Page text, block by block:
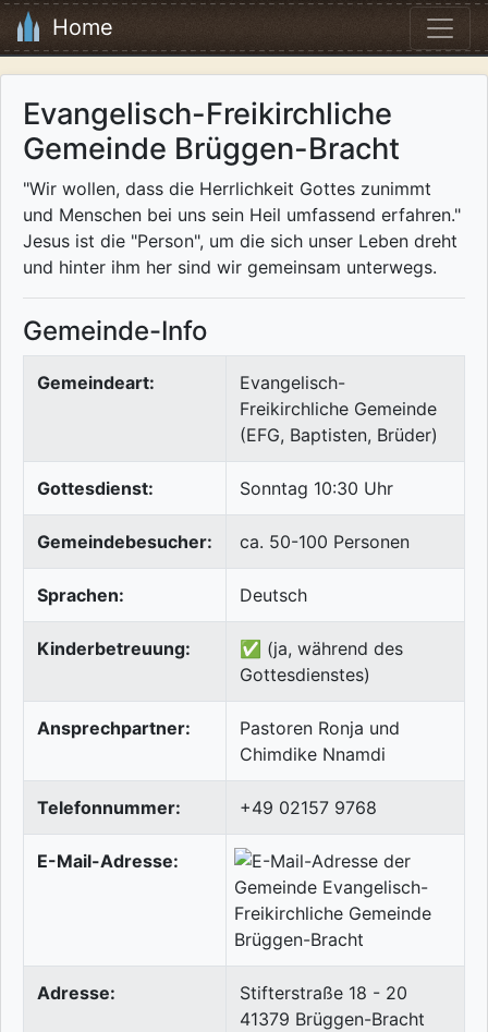
Home
Evangelisch-Freikirchliche
Gemeinde Brüggen-Bracht
"Wir wollen, dass die Herrlichkeit Gottes zunimmt
und Menschen bei uns sein Heil umfassend erfahren."
Jesus ist die "Person", um die sich unser Leben dreht
und hinter ihm her sind wir gemeinsam unterwegs.
Gemeinde-Info
Gemeindeart:
Evangelisch-
Freikirchliche Gemeinde
(EFG, Baptisten, Brüder)
Gottesdienst: Sonntag 10:30 Uhr
Gemeindebesucher: ca. 50-100 Personen
Sprachen: Deutsch
Kinderbetreuung:
✅ (ja, während des
Gottesdienstes)
Ansprechpartner:
Pastoren Ronja und
Chimdike Nnamdi
Telefonnummer: +49 02157 9768
E-Mail-Adresse:
Adresse:
Stifterstraße 18 - 20
41379 Brüggen-Bracht